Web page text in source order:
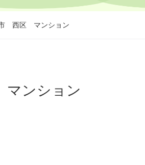
西区 マンション
ンション